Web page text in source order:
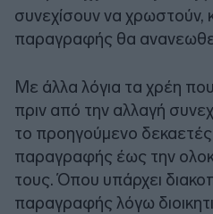
συνεχίσουν να χρωστούν,
παραγραφής θα
Με άλλα λόγια τα χρέη
πριν από την αλλαγή
το προηγούμενο
παραγραφής έως την
τους. Όπου υπάρχει
παραγραφής λόγω